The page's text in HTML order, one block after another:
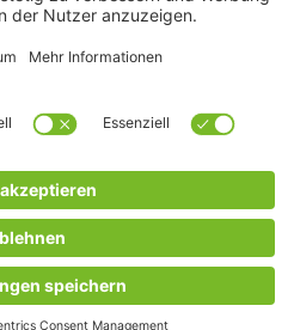
zzgl. Versandkosten
für Fenster und Türen |